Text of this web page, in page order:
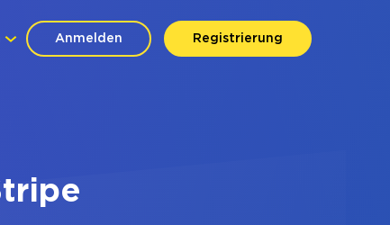
Anmelden Registrierung